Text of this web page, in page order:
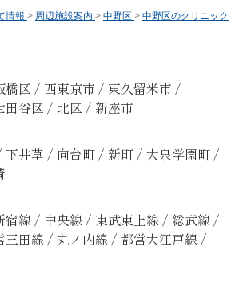
情報 > 周辺施設案内 > 中野区 > 中野区のクリニック
橋区 / 西東京市 / 東久留米市 /
田谷区 / 北区 / 新座市
下井草 / 向台町 / 新町 / 大泉学園町 /
宿線 / 中央線 / 東武東上線 / 総武線 /
三田線 / 丸ノ内線 / 都営大江戸線 /